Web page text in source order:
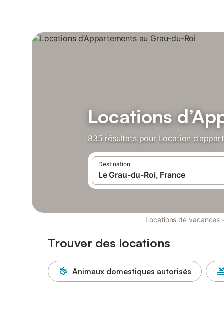
Locations
835 résultats pour Location
Destination
Locations de vacances ·
Trouver des locations
Animaux domestiques autorisés